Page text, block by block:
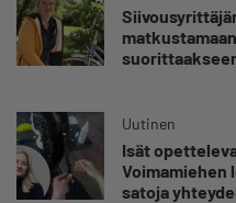
suorittaakseen
Uutinen
Isät
satoja